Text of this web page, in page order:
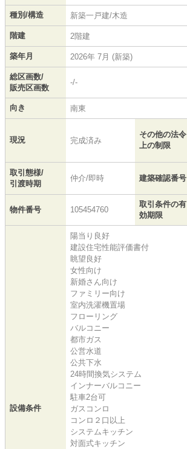
種別/構造 新築一戸建/木造
階建 2階建
築年月 2026年 7月 (新築)
総区画数/
販売区画数
-/-
向き 南東
現況 完成済み
その他の法令
上の制限
取引態様/
引渡時期
仲介/即時 建築確認番号
物件番号 105454760
取引条件の有
効期限
設備条件
陽当り良好
建設住宅性能評価書付
眺望良好
女性向け
新婚さん向け
ファミリー向け
室内洗濯機置場
フローリング
バルコニー
都市ガス
公営水道
公共下水
24時間換気システム
インナーバルコニー
駐車2台可
ガスコンロ
コンロ２口以上
システムキッチン
対面式キッチン